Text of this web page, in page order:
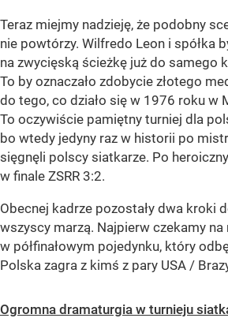
Teraz miejmy nadzieję, że podobny
nie powtórzy. Wilfredo Leon i spółka
na zwycięską ścieżkę już do samego
To by oznaczało zdobycie złotego
do tego, co działo się w 1976 roku w
To oczywiście pamiętny turniej dla
bo wtedy jedyny raz w historii po
sięgnęli polscy siatkarze. Po
w finale ZSRR 3:2.
Obecnej kadrze pozostały dwa kroki
wszyscy marzą. Najpierw czekamy na
w półfinałowym pojedynku, który
Polska zagra z kimś z pary USA /
Ogromna dramaturgia w turnieju